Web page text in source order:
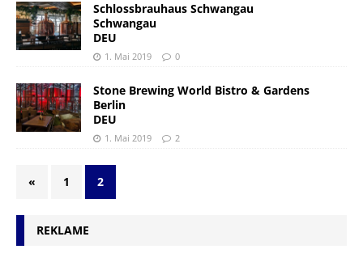
Schlossbrauhaus Schwangau
Schwangau
DEU
1. Mai 2019 0
Stone Brewing World Bistro & Gardens
Berlin
DEU
1. Mai 2019 2
« 1 2
REKLAME